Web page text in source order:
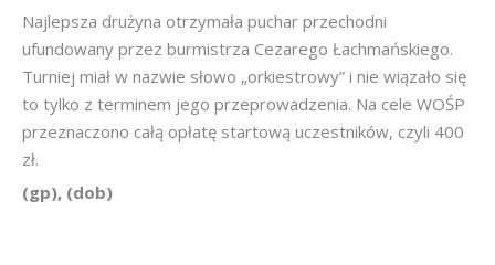
Najlepsza drużyna otrzymała puchar przechodni
ufundowany przez burmistrza Cezarego Łachmańskiego.
Turniej miał w nazwie słowo „orkiestrowy” i nie wiązało się
to tylko z terminem jego przeprowadzenia. Na cele WOŚP
przeznaczono całą opłatę startową uczestników, czyli 400
zł.
(gp), (dob)